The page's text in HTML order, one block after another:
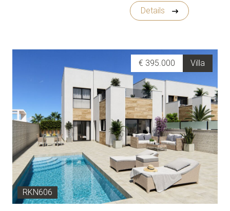
Details
Villa
€ 395.000
RKN606